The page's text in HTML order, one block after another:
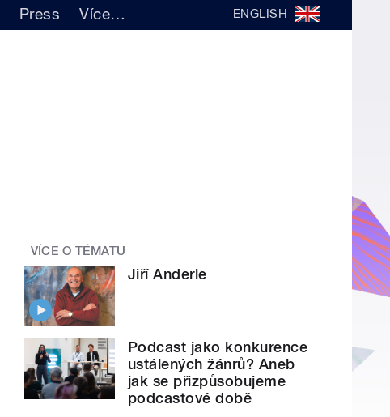
Press Více… ENGLISH
VÍCE O TÉMATU
Jiří Anderle
Podcast jako konkurence
ustálených žánrů? Aneb
jak se přizpůsobujeme
podcastové době